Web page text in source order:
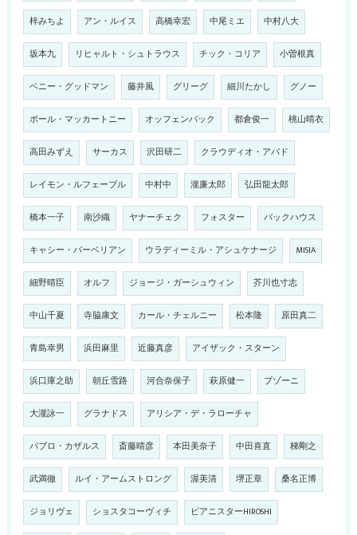
梓みちよ アン・ルイス 高橋幸宏 中尾ミエ 中村八大
坂本九 リヒャルト・シュトラウス チック・コリア 小曽根真
ベニー・グッドマン 藤井風 グリーグ 細川たかし グノー
ポール・マッカートニー オッフェンバック 都倉俊一 桃山晴衣
高田みずえ サーカス 沢田研二 クラウディオ・アバド
レイモン・ルフェーブル 中村中 瀧廉太郎 弘田龍太郎
橋本一子 南沙織 ヤナーチェク フォスター バックハウス
キャシー・バーベリアン ウラディーミル・アシュケナージ MISIA
細野晴臣 オルフ ジョージ・ガーシュウィン 芥川也寸志
中山千夏 寺脇康文 カール・チェルニー 松本隆 原田真二
青島幸男 浜田麻里 近藤真彦 アイザック・スターン
浜口庫之助 朝丘雪路 河合奈保子 萩原健一 ブゾーニ
大瀧詠一 グラナドス アリシア・デ・ラローチャ
パブロ・カザルス 斎藤晴彦 本田美奈子 中田喜直 梯剛之
武満徹 ルイ・アームストロング 渥美清 堺正章 桑名正博
ジョリヴェ ショスタコーヴィチ ピアニスターHIROSHI